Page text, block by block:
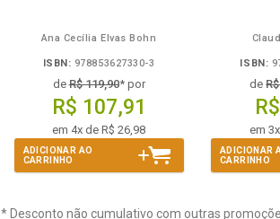
Ana Cecília Elvas Bohn
ISBN: 978853627330-3
deR$ 119,90* por
R$ 107,91
em 4x de R$ 26,98
ADICIONAR AO
CARRINHO
ISBN:
de
em
ADICIONAR
CARRINHO
* Desconto não cumulativo com outras